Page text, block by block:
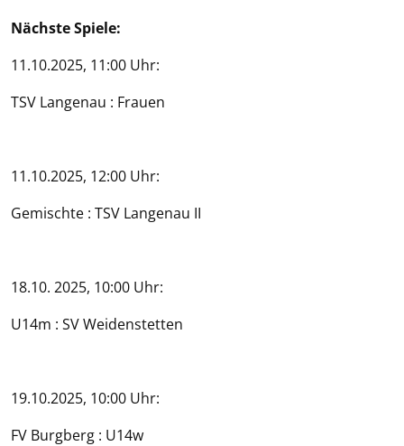
Nächste Spiele:
11.10.2025, 11:00 Uhr:
TSV Langenau : Frauen
11.10.2025, 12:00 Uhr:
Gemischte : TSV Langenau II
18.10. 2025, 10:00 Uhr:
U14m : SV Weidenstetten
19.10.2025, 10:00 Uhr:
FV Burgberg : U14w